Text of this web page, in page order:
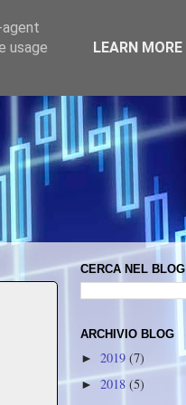
CERCA NEL BLOG
ARCHIVIO BLOG
► 2019 (7)
► 2018 (5)
usage
LEARN MORE